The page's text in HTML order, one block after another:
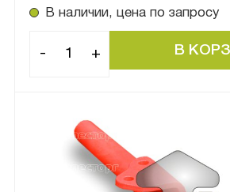
В наличии, цена по запросу
- +